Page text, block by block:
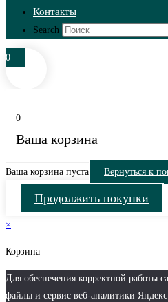
Контакты
Search
0
0
Ваша корзина
Ваша корзина пуста Вернуться к
Продолжить покупки
×
Корзина
Для обеспечения корректной работы
файлы и сервис веб-аналитики